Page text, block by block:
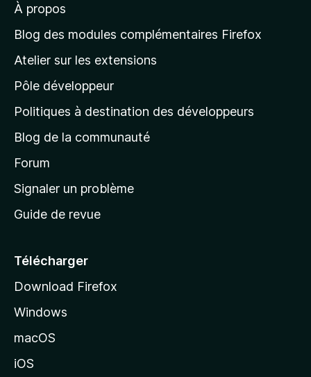
à
l
p
a
g
d
a
c
e
l
d
o
À propos
Blog des modules complémentaires Firefox
Atelier sur les extensions
Pôle développeur
Politiques à destination des développeurs
Blog de la communauté
Forum
Signaler un problème
Guide de revue
Télécharger
Download Firefox
Windows
macOS
iOS